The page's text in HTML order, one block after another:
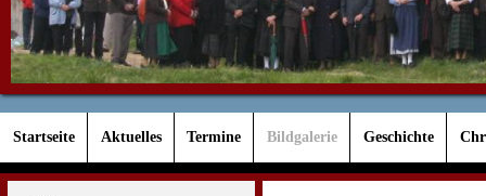
Startseite Aktuelles Termine Bildgalerie Geschichte